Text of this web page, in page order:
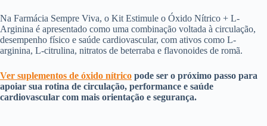
Na Farmácia Sempre Viva, o Kit Estimule o Óxido Nítrico + L-
Arginina é apresentado como uma combinação voltada à circulação,
desempenho físico e saúde cardiovascular, com ativos como L-
arginina, L-citrulina, nitratos de beterraba e flavonoides de romã.
Ver suplementos de óxido nítrico pode ser o próximo passo para
apoiar sua rotina de circulação, performance e saúde
cardiovascular com mais orientação e segurança.